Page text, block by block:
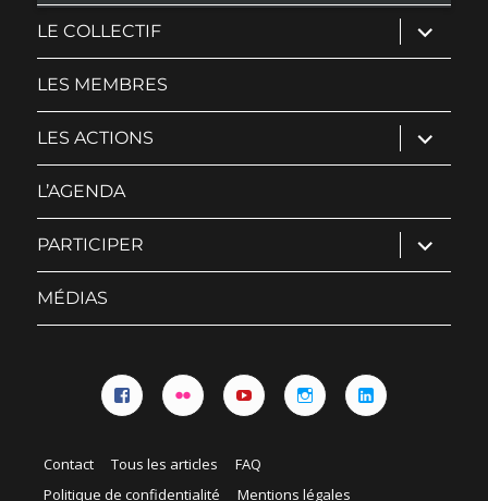
LE COLLECTIF ouvrir
le
sous-
LES MEMBRES
LES ACTIONS ouvrir
le
sous-
L’AGENDA
PARTICIPER ouvrir
le
sous-
MÉDIAS
Contact Tous les articles
FAQ
Politique de confidentialité
Mentions légales